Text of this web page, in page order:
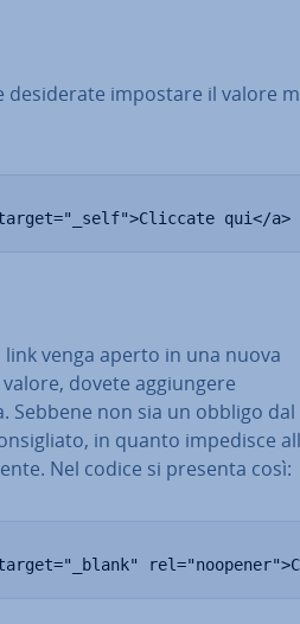
de­si­de­ra­te impostare il valore
qui</a>
venga aperto in una nuova
dovete ag­giun­ge­re
Sebbene non sia un obbligo dal
in quanto impedisce
Nel codice si presenta così: